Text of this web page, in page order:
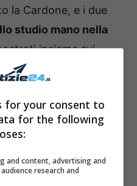
la Cardone, e i due
studio mano nella
insieme sui
assistere
for your consent to
for the following
and content, advertising and
research and